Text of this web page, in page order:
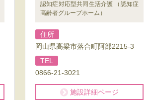
認知症対応型共同生活介護 （認知症
高齢者グループホーム）
住所
岡山県高梁市落合町阿部2215-3
TEL
0866-21-3021
施設詳細ページ